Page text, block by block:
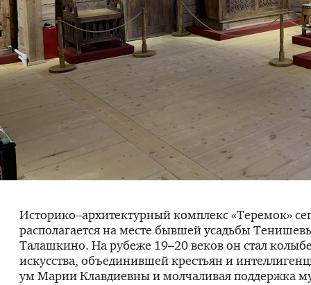
Историко–архитектурный комплекс «Теремок»
располагается на месте бывшей усадьбы
Талашкино. На рубеже 19–20 веков он стал
искусства, объединившей крестьян и
ум Марии Клавдиевны и молчаливая поддержка